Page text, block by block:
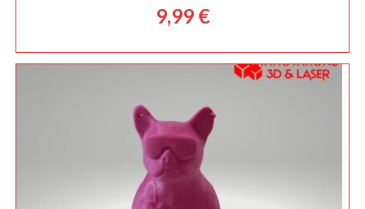
9,99 €